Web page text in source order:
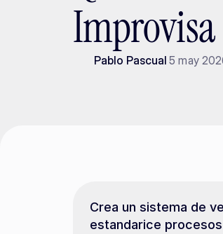
Improvisa
Pablo Pascual 5 may
Crea un sistema de
estandarice